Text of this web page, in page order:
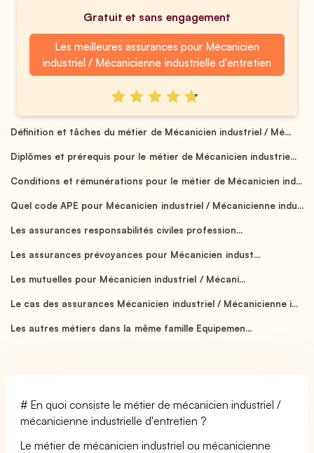
Gratuit et sans engagement
Les meilleures assurances pour Mécanicien
industriel / Mécanicienne industrielle d'entretien
Définition et tâches du métier de Mécanicien industriel / Mé...
Diplômes et prérequis pour le métier de Mécanicien industrie...
Conditions et rémunérations pour le métier de Mécanicien ind...
Quel code APE pour Mécanicien industriel / Mécanicienne indu...
Les assurances responsabilités civiles profession...
Les assurances prévoyances pour Mécanicien indust...
Les mutuelles pour Mécanicien industriel / Mécani...
Le cas des assurances Mécanicien industriel / Mécanicienne i...
Les autres métiers dans la même famille Equipemen...
# En quoi consiste le métier de mécanicien industriel /
mécanicienne industrielle d'entretien ?
Le métier de mécanicien industriel ou mécanicienne